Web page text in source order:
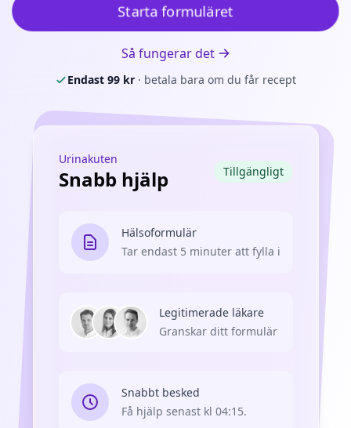
Starta formuläret
Så fungerar det
Endast 99 kr · betala bara om du får recept
Urinakuten
Snabb hjälp Tillgängligt
Hälsoformulär
Tar endast 5 minuter att fylla i
Legitimerade läkare
Granskar ditt formulär
Snabbt besked
Få hjälp senast kl 04:15.